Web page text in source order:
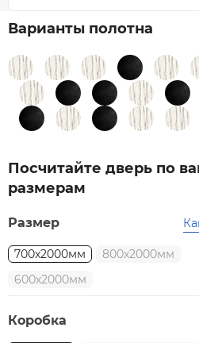
Варианты полотна
Посчитайте дверь по
размерам
Размер
700x2000мм
800x2000мм
600x2000мм
Коробка